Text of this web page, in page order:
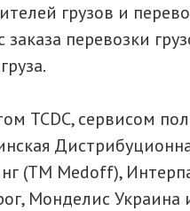
грузов и
заказа перевозки
TCDC, сервисом
(ТМ Medoff),
Монделис Украина